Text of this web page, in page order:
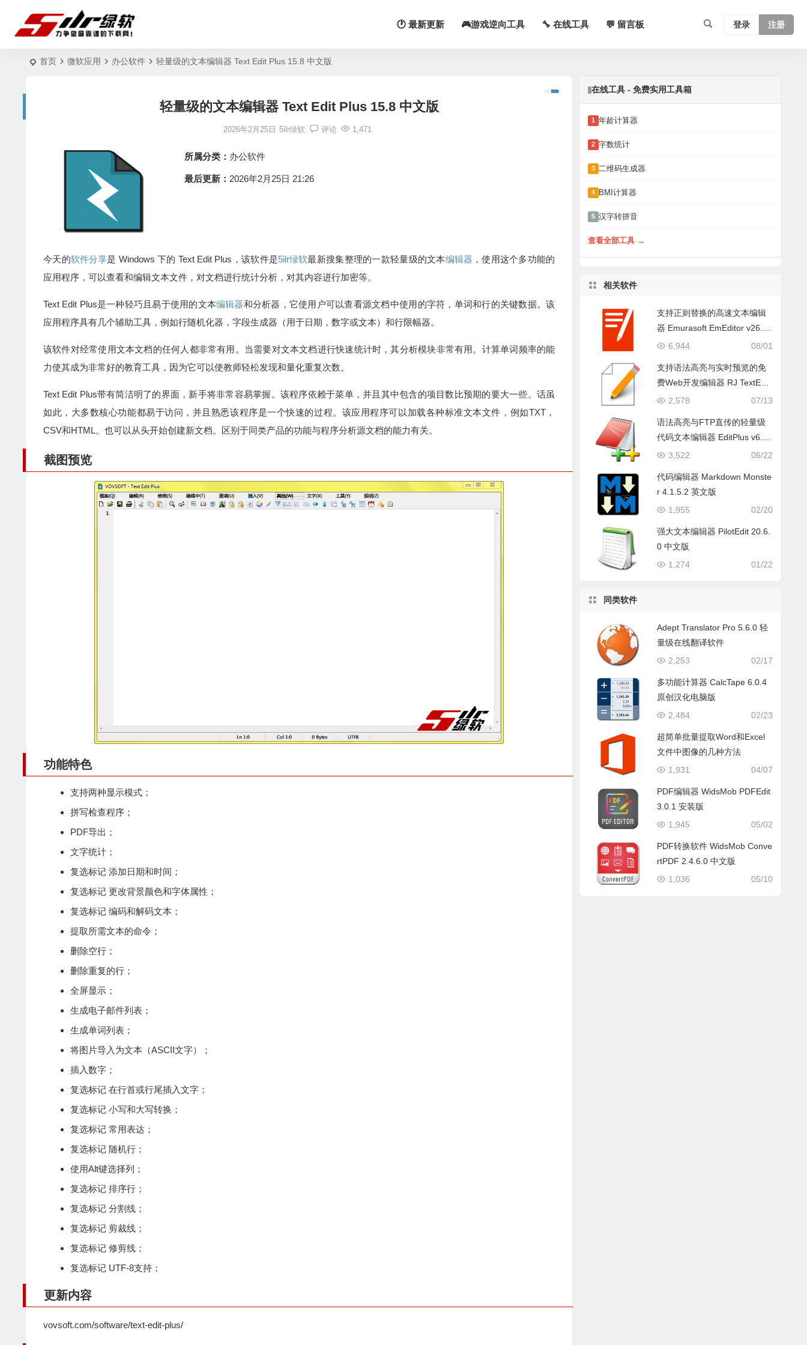
🕐 最新更新 🎮游戏逆向工具 🔧 在线工具 💬 留言板 登录 注册
首页 微软应用 办公软件 轻量级的文本编辑器 Text Edit Plus 15.8 中文版
轻量级的文本编辑器 Text Edit Plus 15.8 中文版
2026年2月25日 5ilr绿软 评论 1,471
所属分类： 办公软件
最后更新： 2026年2月25日 21:26
今天的软件分享是 Windows 下的 Text Edit Plus，该软件是5ilr绿软最新搜集整理的一款轻量级的文本编辑器 ，使用这个多功能的
应用程序，可以查看和编辑文本文件，对文档进行统计分析，对其内容进行加密等。
Text Edit Plus是一种轻巧且易于使用的文本编辑器和分析器，它使用户可以查看源文档中使用的字符，单词和行的关键数据。该
应用程序具有几个辅助工具，例如行随机化器，字段生成器（用于日期，数字或文本）和行限幅器。
该软件对经常使用文本文档的任何人都非常有用。当需要对文本文档进行快速统计时，其分析模块非常有用。计算单词频率的能
力使其成为非常好的教育工具，因为它可以使教师轻松发现和量化重复次数。
Text Edit Plus带有简洁明了的界面，新手将非常容易掌握。该程序依赖于菜单，并且其中包含的项目数比预期的要大一些。话虽
如此，大多数核心功能都易于访问，并且熟悉该程序是一个快速的过程。该应用程序可以加载各种标准文本文件，例如TXT，
CSV和HTML。也可以从头开始创建新文档。区别于同类产品的功能与程序分析源文档的能力有关。
截图预览
功能特色
支持两种显示模式；
拼写检查程序；
PDF导出；
文字统计；
复选标记 添加日期和时间；
复选标记 更改背景颜色和字体属性；
复选标记 编码和解码文本；
提取所需文本的命令；
删除空行；
删除重复的行；
全屏显示；
生成电子邮件列表；
生成单词列表；
将图片导入为文本（ASCII文字）；
插入数字；
复选标记 在行首或行尾插入文字；
复选标记 小写和大写转换；
复选标记 常用表达；
复选标记 随机行；
使用Alt键选择列；
复选标记 排序行；
复选标记 分割线；
复选标记 剪裁线；
复选标记 修剪线；
复选标记 UTF-8支持；
更新内容
vovsoft.com/software/text-edit-plus/
在线工具 - 免费实用工具箱
1 年龄计算器
2 字数统计
3 二维码生成器
4 BMI计算器
5 汉字转拼音
查看全部工具 →
相关软件
支持正则替换的高速文本编辑
器 Emurasoft EmEditor v26.2.
5 中文版
08/01
6,944
支持语法高亮与实时预览的免
费Web开发编辑器 RJ TextEd
16.65 中文版
07/13
2,578
语法高亮与FTP直传的轻量级
代码文本编辑器 EditPlus v6.1.
899 中文版
06/22
3,522
代码编辑器 Markdown Monste
r 4.1.5.2 英文版
02/20
1,955
强大文本编辑器 PilotEdit 20.6.
0 中文版
01/22
1,274
同类软件
Adept Translator Pro 5.6.0 轻
量级在线翻译软件
02/17
2,253
多功能计算器 CalcTape 6.0.4
原创汉化电脑版
02/23
2,484
超简单批量提取Word和Excel
文件中图像的几种方法
04/07
1,931
PDF编辑器 WidsMob PDFEdit
3.0.1 安装版
05/02
1,945
PDF转换软件 WidsMob Conve
rtPDF 2.4.6.0 中文版
05/10
1,036